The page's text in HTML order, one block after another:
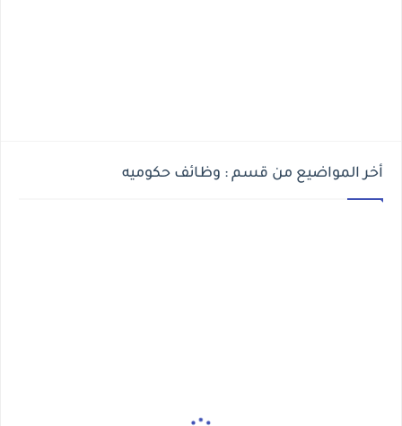
أخر المواضيع من قسم : وظائف حكوميه